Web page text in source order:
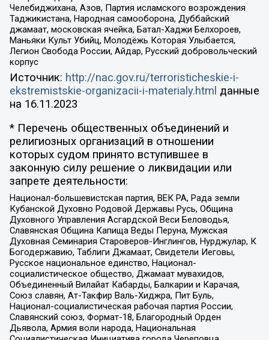
Челебиджихана, Азов, Партия исламского возрождения
Таджикистана, Народная самооборона, Дуббайский
джамаат, московская ячейка, Батал-Хаджи Белхороев,
Маньяки Культ Убийц, Молодёжь Которая Улыбается,
Легион Свобода России, Айдар, Русский добровольческий
корпус
Источник: http://nac.gov.ru/terroristicheskie-i-
ekstremistskie-organizacii-i-materialy.html данные
на 16.11.2023
* Перечень общественных объединений и
религиозных организаций в отношении
которых судом принято вступившее в
законную силу решение о ликвидации или
запрете деятельности:
Национал-большевистская партия, ВЕК РА, Рада земли
Кубанской Духовно Родовой Державы Русь, Община
Духовного Управления Асгардской Веси Беловодья,
Славянская Община Капища Веды Перуна, Мужская
Духовная Семинария Староверов-Инглингов, Нурджулар, К
Богодержавию, Таблиги Джамаат, Свидетели Иеговы,
Русское национальное единство, Национал-
социалистическое общество, Джамаат мувахидов,
Объединенный Вилайат Кабарды, Балкарии и Карачая,
Союз славян, Ат-Такфир Валь-Хиджра, Пит Буль,
Национал-социалистическая рабочая партия России,
Славянский союз, Формат-18, Благородный Орден
Дьявола, Армия воли народа, Национальная